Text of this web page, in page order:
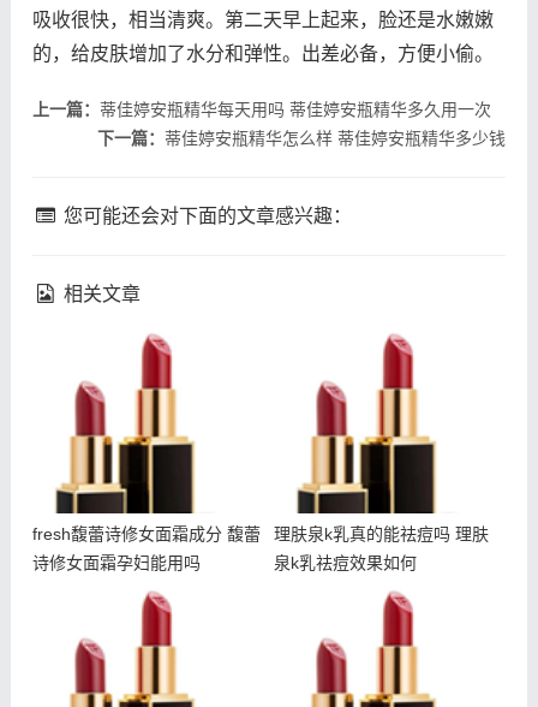
吸收很快，相当清爽。第二天早上起来，脸还是水嫩嫩
的，给皮肤增加了水分和弹性。出差必备，方便小偷。
上一篇： 蒂佳婷安瓶精华每天用吗 蒂佳婷安瓶精华多久用一次
下一篇：蒂佳婷安瓶精华怎么样 蒂佳婷安瓶精华多少钱
您可能还会对下面的文章感兴趣：
相关文章
fresh馥蕾诗修女面霜成分
fresh馥蕾诗修女面霜成分 馥蕾
诗修女面霜孕妇能用吗
理肤泉k乳真的能祛痘吗 理
理肤泉k乳真的能祛痘吗 理肤
泉k乳祛痘效果如何
吃甜食会长痘吗 吃甜食对
fresh馥蕾诗修女面霜怎么